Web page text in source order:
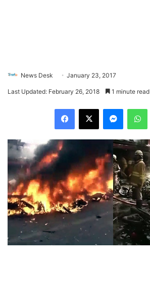
News Desk January 23, 2017
Last Updated: February 26, 2018 1 minute read